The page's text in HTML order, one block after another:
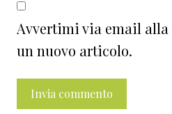
Avvertimi via email
un nuovo articolo.